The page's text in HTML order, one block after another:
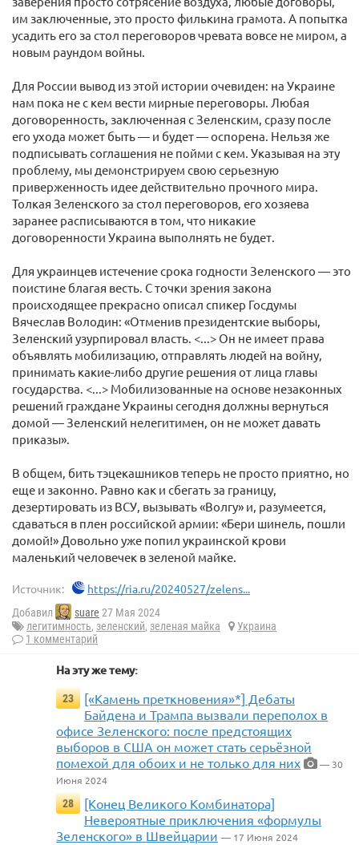
им заключенные, это просто филькина грамота. А попытка
усадить его за стол переговоров чревата вовсе не миром, а
новым раундом войны.
Для России вывод из этой истории очевиден: на Украине
нам пока не с кем вести мирные переговоры. Любая
договоренность, заключенная с Зеленским, сразу после
его ухода может быть — и будет — оспорена. Нельзя же
подписывать соглашения не пойми с кем. Указывая на эту
проблему, мы демонстрируем свою серьезную
приверженность идее действительно прочного мира.
Толкая Зеленского за стол переговоров, его хозяева
заранее расписываются в том, что никакие
договоренности Украина выполнять не будет.
Для украинцев истечение срока годности Зеленского — это
поистине благая весть. С точки зрения закона
происходящее прекрасно описал спикер Госдумы
Вячеслав Володин: «Отменив президентские выборы,
Зеленский узурпировал власть. <...> Он не имеет права
объявлять мобилизацию, отправлять людей на войну,
принимать какие-либо другие решения от лица главы
государства. <...> Мобилизованные на основе незаконных
решений граждане Украины сегодня должны вернуться
домой — Зеленский нелегитимен, он не может давать
приказы».
В общем, бить тэцекашников теперь не просто приятно, но
еще и законно. Равно как и сбегать за границу,
дезертировать из ВСУ, вызывать «Волгу» и, разумеется,
сдаваться в плен российской армии: «Бери шинель, пошли
домой!» Довольно уже попил украинской крови
маленький человечек в зеленой майке.
Источник: https://ria.ru/20240527/zelens...
Добавил suare 27 Мая 2024
легитимность, зеленский, зеленая майка
Украина
1 комментарий
На эту же тему:
23
[«Камень преткновения»*] Дебаты
Байдена и Трампа вызвали переполох в
офисе Зеленского: после предстоящих
выборов в США он может стать серьёзной
помехой для обоих и не только для них
— 30
Июня 2024
28
[Конец Великого Комбинатора]
Невероятные приключения «формулы
Зеленского» в Швейцарии — 17 Июня 2024